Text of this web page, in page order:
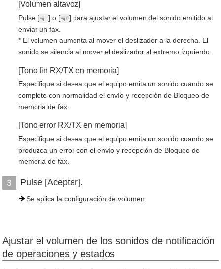
[Volumen altavoz]
Pulse [ ] o [
] para ajustar el volumen del sonido emitido al
enviar un fax.
* El volumen aumenta al mover el deslizador a la derecha. El
sonido se silencia al mover el deslizador al extremo izquierdo.
[Tono fin RX/TX en memoria]
Especifique si desea que el equipo emita un sonido cuando se
complete con normalidad el envío y recepción de Bloqueo de
memoria de fax.
[Tono error RX/TX en memoria]
Especifique si desea que el equipo emita un sonido cuando se
produzca un error con el envío y recepción de Bloqueo de
memoria de fax.
3 Pulse [Aceptar].
Se aplica la configuración de volumen.
Ajustar el volumen de los sonidos de notificación
de operaciones y estados